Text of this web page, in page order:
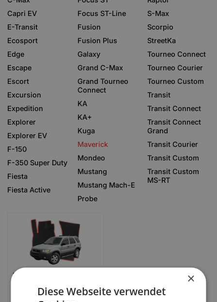
Capri EV
E-Transit
Ecosport
Edge
Escape
Escort
Excursion
Expedition
Explorer
Explorer EV
F-150
F-350 Super Duty
Fiesta
Fiesta Active
Focus ST-Line
Fusion
Fusion Plus
Galaxy
Grand C-Max
Grand Tourneo
Connect
KA
KA+
Kuga
Maverick
Mondeo
Mustang
Mustang Mach-E
Probe
S-Max
Scorpio
StreetKa
Tourneo Connect
Tourneo Courier
Tourneo Custom
Transit
Transit Connect
Transit Connect
Grand
Transit Courier
Transit Custom
Transit Custom
MS-RT
Ford Maverick 2 gen SUV
EUR
×
Diese Webseite verwendet